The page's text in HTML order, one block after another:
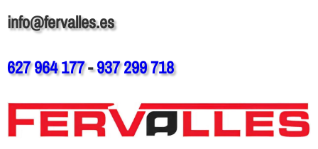
info@fervalles.es
627 964 177-937 299 718